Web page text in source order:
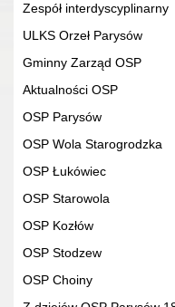
Zespół interdyscyplinarny
ULKS Orzeł Parysów
Gminny Zarząd OSP
Aktualności OSP
OSP Parysów
OSP Wola Starogrodzka
OSP Łukówiec
OSP Starowola
OSP Kozłów
OSP Stodzew
OSP Choiny